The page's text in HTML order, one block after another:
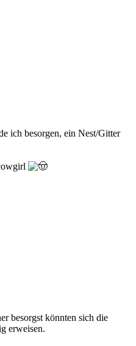
ich besorgen, ein Nest/Gitter
besorgst könnten sich die
erweisen.